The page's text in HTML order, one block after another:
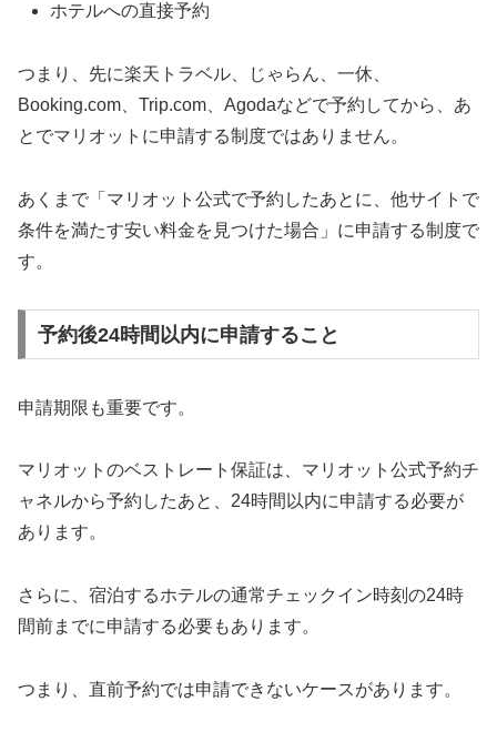
ホテルへの直接予約
つまり、先に楽天トラベル、じゃらん、一休、
Booking.com、Trip.com、Agodaなどで予約してから、あ
とでマリオットに申請する制度ではありません。
あくまで「マリオット公式で予約したあとに、他サイトで
条件を満たす安い料金を見つけた場合」に申請する制度で
す。
予約後24時間以内に申請すること
申請期限も重要です。
マリオットのベストレート保証は、マリオット公式予約チ
ャネルから予約したあと、24時間以内に申請する必要が
あります。
さらに、宿泊するホテルの通常チェックイン時刻の24時
間前までに申請する必要もあります。
つまり、直前予約では申請できないケースがあります。